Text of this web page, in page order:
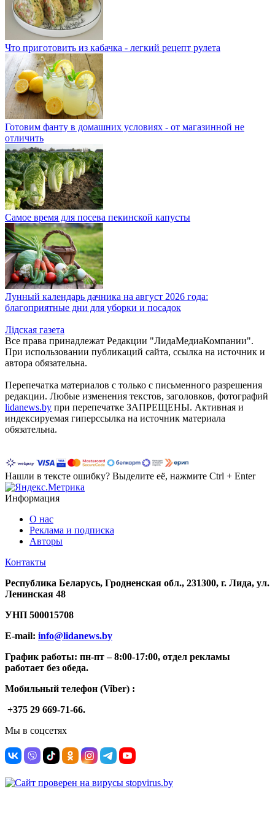
Что приготовить из кабачка - легкий рецепт рулета
Готовим фанту в домашних условиях - от магазинной не
отличить
Самое время для посева пекинской капусты
Лунный календарь дачника на август 2026 года:
благоприятные дни для уборки и посадок
Лiдская газета
Все права принадлежат Редакции "ЛидаМедиаКомпании".
При использовании публикаций сайта, ссылка на источник и
автора обязательна.
Перепечатка материалов c только с письменного разрешения
редакции. Любые изменения текстов, заголовков, фотографий
lidanews.by при перепечатке ЗАПРЕЩЕНЫ. Активная и
индексируемая гиперссылка на источник материала
обязательна.
Нашли в тексте ошибку? Выделите её, нажмите Ctrl + Enter
Информация
О нас
Реклама и подписка
Авторы
Контакты
Республика Беларусь, Гродненская обл., 231300, г. Лида, ул.
Ленинская 48
УНП 500015708
E-mail: info@lidanews.by
График работы: пн-пт –8:00-17:00, отдел рекламы
работает без обеда.
Мобильный телефон (Viber) :
+375 29 669-71-66.
Мы в соцсетях